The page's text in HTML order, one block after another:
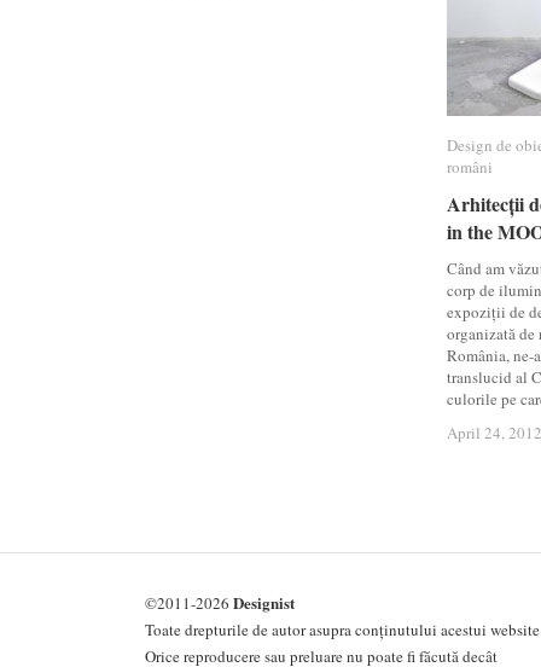
Design de
români
Arhitecții
in the
Când am
corp de
expoziții de
organizată
România, ne-
translucid al
culorile pe
April 24, 2012
Design de
români
Arhitecții
in the
April 24, 2012
©2011-2026 Designist
Toate drepturile de autor asupra conținutului acestui
Orice reproducere sau preluare nu poate fi făcută decât